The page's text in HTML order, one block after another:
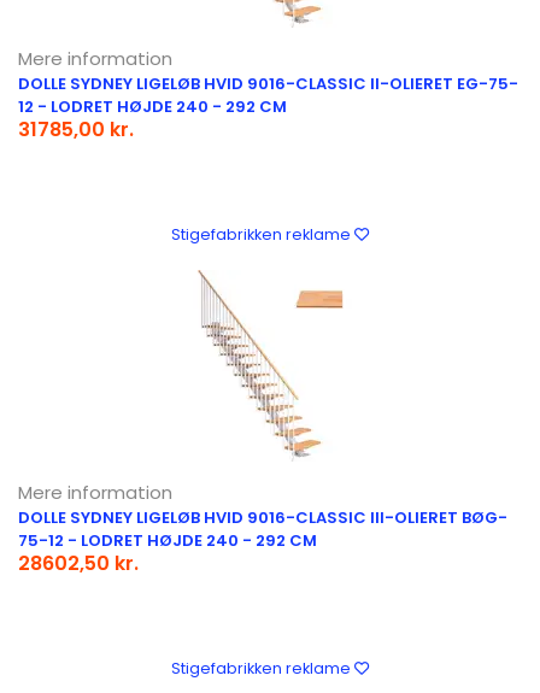
Mere information
DOLLE SYDNEY LIGELØB HVID 9016-CLASSIC II-OLIERET EG-75-
12 - LODRET HØJDE 240 - 292 CM
31785,00 kr.
Stigefabrikken reklame
Mere information
DOLLE SYDNEY LIGELØB HVID 9016-CLASSIC III-OLIERET BØG-
75-12 - LODRET HØJDE 240 - 292 CM
28602,50 kr.
Stigefabrikken reklame